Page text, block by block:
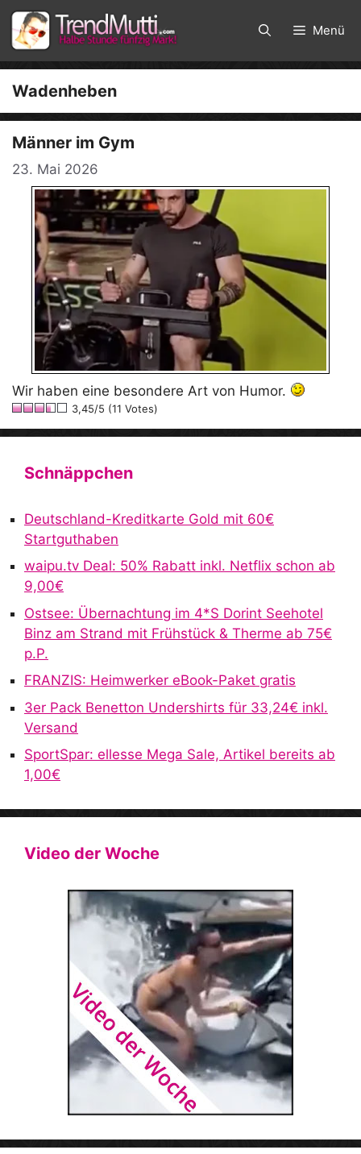
Zum
Inhalt
springen
Menü
Wadenheben
Männer im Gym
23. Mai 2026
Wir haben eine besondere Art von Humor.
3,45/5 (11 Votes)
Schnäppchen
Deutschland-Kreditkarte Gold mit 60€
Startguthaben
waipu.tv Deal: 50% Rabatt inkl. Netflix schon ab
9,00€
Ostsee: Übernachtung im 4*S Dorint Seehotel
Binz am Strand mit Frühstück & Therme ab 75€
p.P.
FRANZIS: Heimwerker eBook-Paket gratis
3er Pack Benetton Undershirts für 33,24€ inkl.
Versand
SportSpar: ellesse Mega Sale, Artikel bereits ab
1,00€
Video der Woche